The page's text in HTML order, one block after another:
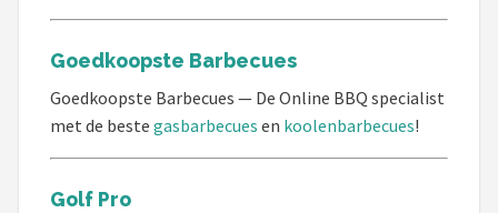
Goedkoopste Barbecues
Goedkoopste Barbecues — De Online BBQ specialist
met de beste gasbarbecues en koolenbarbecues!
Golf Pro